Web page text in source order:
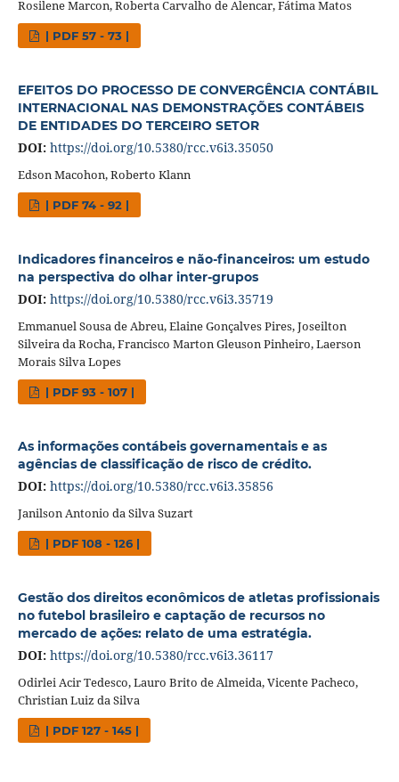
Rosilene Marcon, Roberta Carvalho de Alencar, Fátima Matos
| PDF 57 - 73 |
EFEITOS DO PROCESSO DE CONVERGÊNCIA CONTÁBIL
INTERNACIONAL NAS DEMONSTRAÇÕES CONTÁBEIS
DE ENTIDADES DO TERCEIRO SETOR
DOI: https://doi.org/10.5380/rcc.v6i3.35050
Edson Macohon, Roberto Klann
| PDF 74 - 92 |
Indicadores financeiros e não-financeiros: um estudo
na perspectiva do olhar inter-grupos
DOI: https://doi.org/10.5380/rcc.v6i3.35719
Emmanuel Sousa de Abreu, Elaine Gonçalves Pires, Joseilton
Silveira da Rocha, Francisco Marton Gleuson Pinheiro, Laerson
Morais Silva Lopes
| PDF 93 - 107 |
As informações contábeis governamentais e as
agências de classificação de risco de crédito.
DOI: https://doi.org/10.5380/rcc.v6i3.35856
Janilson Antonio da Silva Suzart
| PDF 108 - 126 |
Gestão dos direitos econômicos de atletas profissionais
no futebol brasileiro e captação de recursos no
mercado de ações: relato de uma estratégia.
DOI: https://doi.org/10.5380/rcc.v6i3.36117
Odirlei Acir Tedesco, Lauro Brito de Almeida, Vicente Pacheco,
Christian Luiz da Silva
| PDF 127 - 145 |